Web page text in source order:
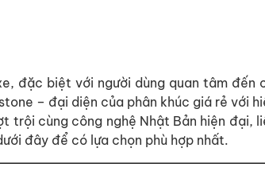
đặc biệt với người dùng quan tâm đến
– đại diện của phân khúc giá rẻ với
trội cùng công nghệ Nhật Bản hiện đại,
đây để có lựa chọn phù hợp nhất.